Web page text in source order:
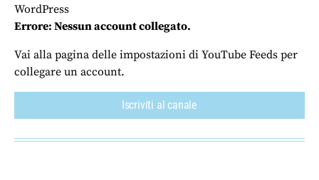
WordPress
Errore: Nessun account collegato.
Vai alla pagina delle impostazioni di YouTube Feeds per
collegare un account.
Iscriviti al canale